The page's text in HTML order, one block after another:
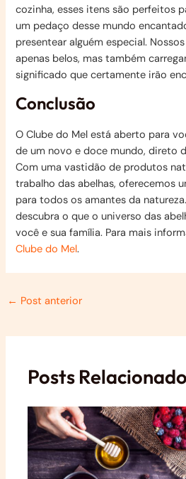
cozinha, esses itens são perfeitos
um pedaço desse mundo
presentear alguém especial.
apenas belos, mas também
significado que certamente irão
Conclusão
O Clube do Mel está aberto para
de um novo e doce mundo, direto
Com uma vastidão de produtos
trabalho das abelhas, oferecemos
para todos os amantes da
descubra o que o universo das
você e sua família. Para mais
Clube do Mel.
Post
← Post anterior
Posts